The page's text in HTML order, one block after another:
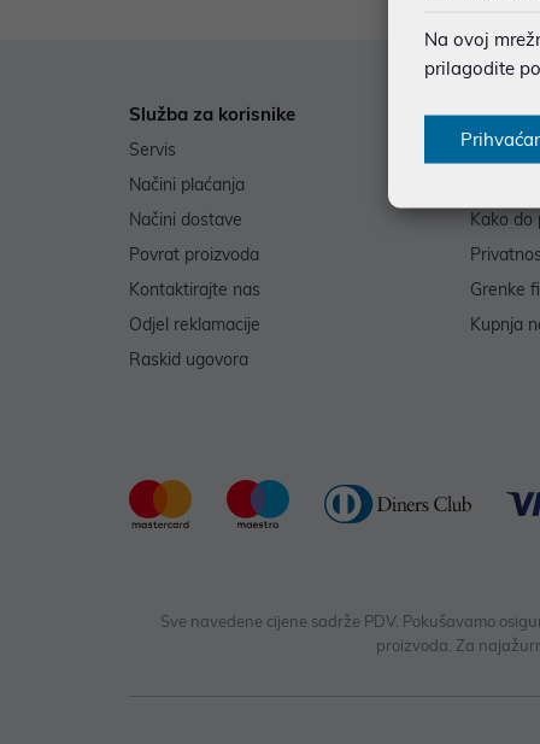
Služba za korisnike
Servis
Načini plaćanja
Načini dostave
Povrat proizvoda
Kontaktirajte nas
Odjel reklamacije
Raskid ugovora
Poklon
Kako do
Grenke
Kupnja
Sve navedene cijene sadrže PDV. Pokušavamo
proizvoda. Za
Na ovoj
prilagodite